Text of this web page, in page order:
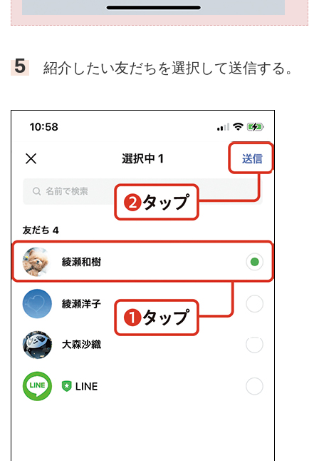
5 紹介したい友だちを選択して送信する。